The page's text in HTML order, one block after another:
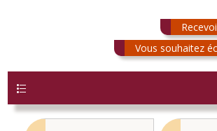
Vous souhaitez